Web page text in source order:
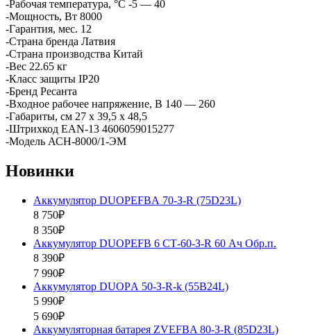
-Рабочая температура, °C -5 — 40
-Мощность, Вт 8000
-Гарантия, мес. 12
-Страна бренда Латвия
-Страна производства Китай
-Вес 22.65 кг
-Класс защиты IP20
-Бренд Ресанта
-Входное рабочее напряжение, В 140 — 260
-Габариты, см 27 х 39,5 х 48,5
-Штрихкод EAN-13 4606059015277
-Модель АСН-8000/1-ЭМ
Новинки
Аккумулятор DUOPEFBА 70-З-R (75D23L)
8 750₽
8 350₽
Аккумулятор DUOPEFB 6 СТ-60-З-R 60 Ач Обр.п.
8 390₽
7 990₽
Аккумулятор DUOPА 50-З-R-k (55B24L)
5 990₽
5 690₽
Аккумуляторная батарея ZVEFBA 80-З-R (85D23L)